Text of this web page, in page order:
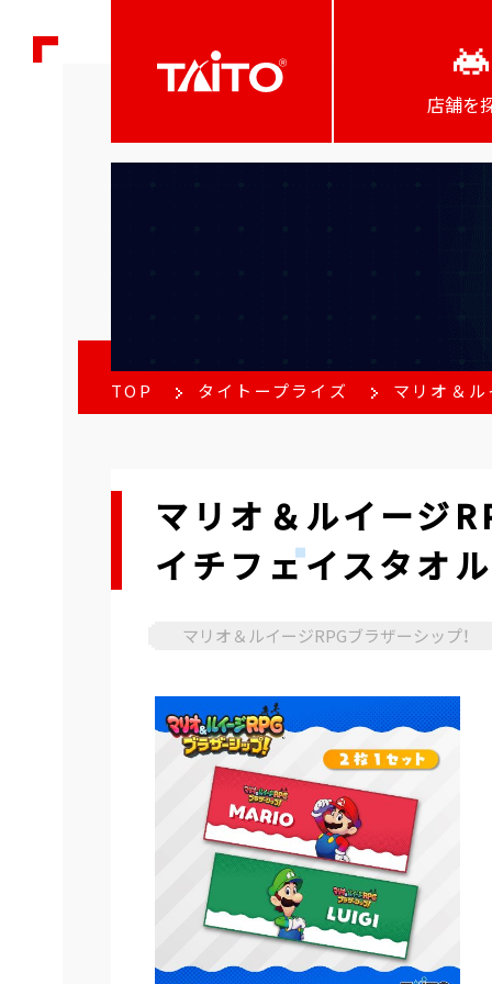
店舗を
TOP タイトープライズ マリオ＆
マリオ＆ルイージ
イチフェイスタオ
マリオ＆ルイージRPGブラザーシップ！